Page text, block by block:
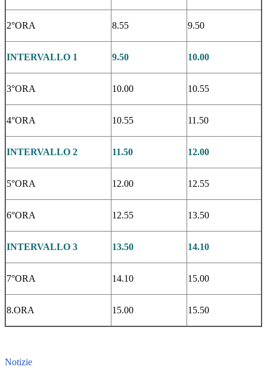
2°ORA 8.55 9.50
INTERVALLO 1 9.50 10.00
3°ORA 10.00 10.55
4°ORA 10.55 11.50
INTERVALLO 2 11.50 12.00
5°ORA 12.00 12.55
6°ORA 12.55 13.50
INTERVALLO 3 13.50 14.10
7°ORA 14.10 15.00
8.ORA 15.00 15.50
Notizie